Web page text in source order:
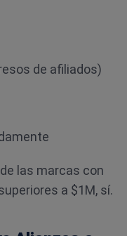
de afiliados)
las marcas con
a $1M, sí.